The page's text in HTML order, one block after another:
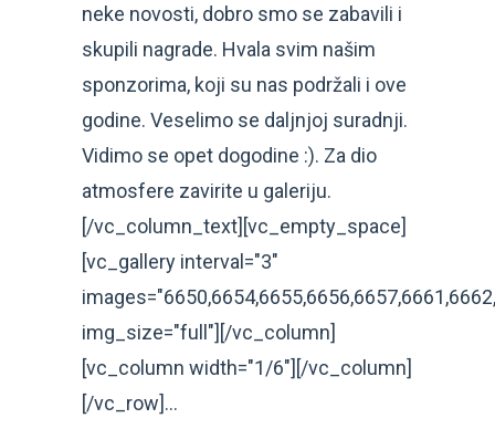
neke novosti, dobro smo se zabavili i
skupili nagrade. Hvala svim našim
sponzorima, koji su nas podržali i ove
godine. Veselimo se daljnjoj suradnji.
Vidimo se opet dogodine :). Za dio
atmosfere zavirite u galeriju.
[/vc_column_text][vc_empty_space]
[vc_gallery interval="3"
img_size="full"][/vc_column]
[vc_column width="1/6"][/vc_column]
[/vc_row]...